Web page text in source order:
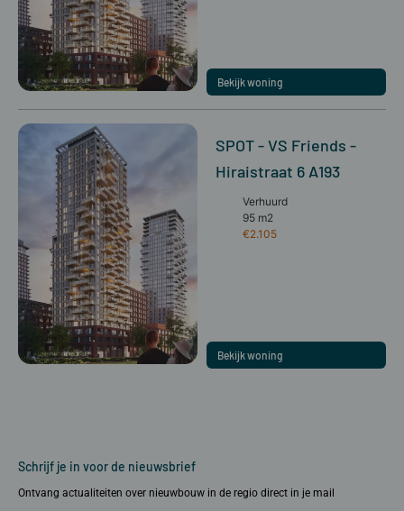
Bekijk woning
SPOT - VS Friends -
Hiraistraat 6 A193
Verhuurd
95 m2
€2.105
Bekijk woning
Schrijf je in voor de nieuwsbrief
Ontvang actualiteiten over nieuwbouw in de regio direct in je mail